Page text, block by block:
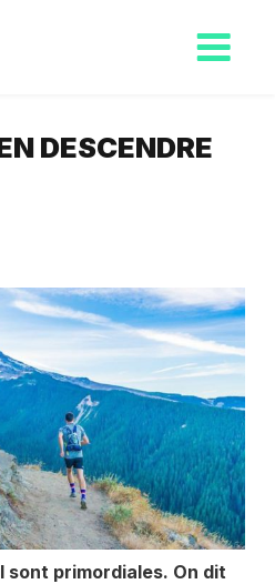
DESCENDRE
sont primordiales. On dit